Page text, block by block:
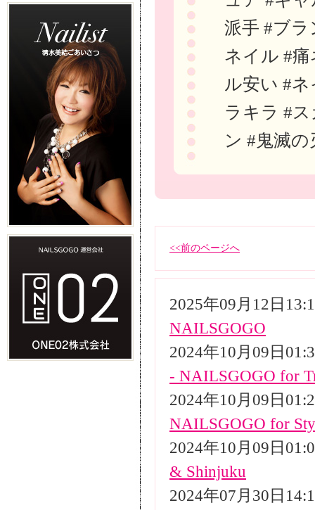
派手 #ブラ
ネイル #
ル安い #
ラキラ #
ン #鬼滅の
<<前のページへ
2025年09月12日
NAILSGOGO
2024年10月09日
- NAILSGOGO for
2024年10月09日
NAILSGOGO for
2024年10月09日
& Shinjuku
2024年07月30日